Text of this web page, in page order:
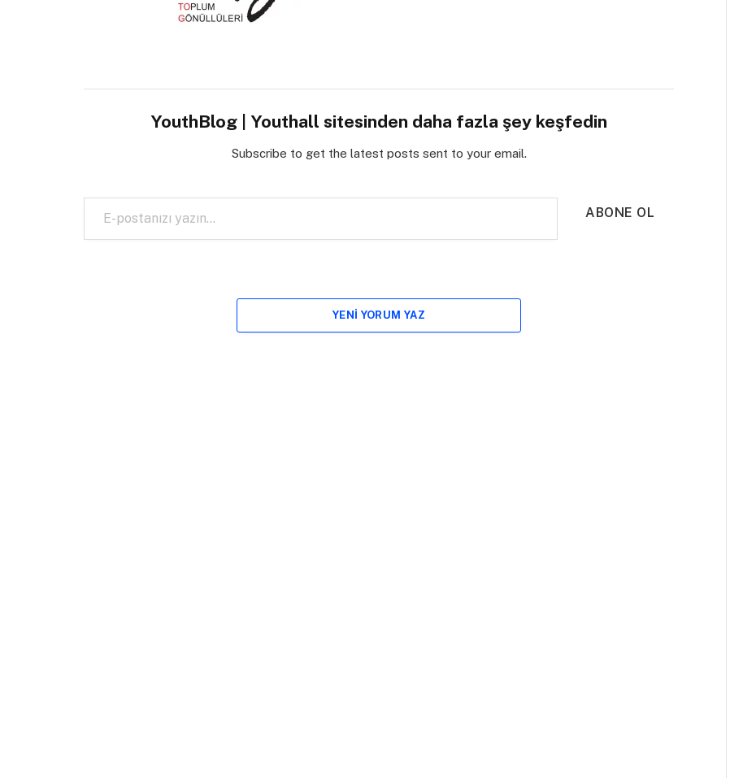
YouthBlog | Youthall sitesinden daha fazla şey keşfedin
Subscribe to get the latest posts sent to your email.
E-postanızı yazın…
ABONE OL
YENI YORUM YAZ